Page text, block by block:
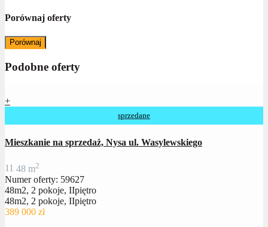
Porównaj oferty
Porównaj
Podobne oferty
+
sprzedane
Mieszkanie na sprzedaż, Nysa ul. Wasylewskiego
11 48 m2
Numer oferty: 59627
48m2, 2 pokoje, IIpiętro
48m2, 2 pokoje, IIpiętro
389 000 zł